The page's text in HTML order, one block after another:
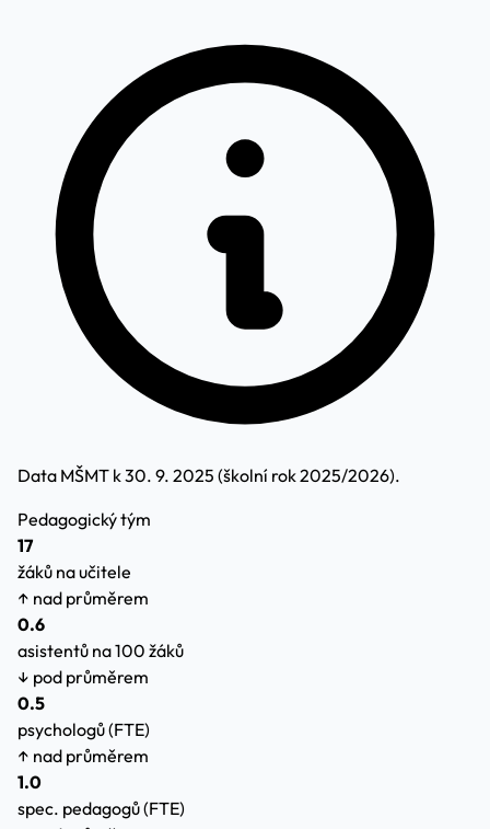
Data MŠMT k 30. 9. 2025 (školní rok 2025/2026).
Pedagogický tým
17
žáků na učitele
↑ nad průměrem
0.6
asistentů na 100 žáků
↓ pod průměrem
0.5
psychologů (FTE)
↑ nad průměrem
1.0
spec. pedagogů (FTE)